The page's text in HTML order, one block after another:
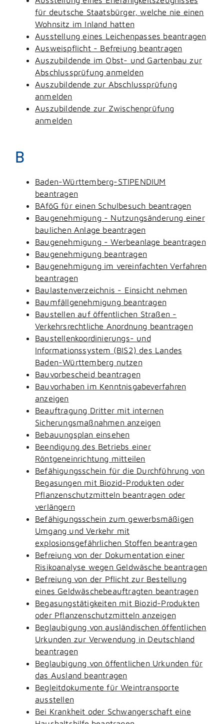
für deutsche Staatsbürger, welche nie einen
Wohnsitz im Inland hatten
Ausstellung eines Leichenpasses beantragen
Ausweispflicht - Befreiung beantragen
Auszubildende im Obst- und Gartenbau zur
Abschlussprüfung anmelden
Auszubildende zur Abschlussprüfung
anmelden
Auszubildende zur Zwischenprüfung
anmelden
B
Baden-Württemberg-STIPENDIUM
beantragen
BAföG für einen Schulbesuch beantragen
Baugenehmigung - Nutzungsänderung einer
baulichen Anlage beantragen
Baugenehmigung - Werbeanlage beantragen
Baugenehmigung beantragen
Baugenehmigung im vereinfachten Verfahren
beantragen
Baulastenverzeichnis - Einsicht nehmen
Baumfällgenehmigung beantragen
Baustellen auf öffentlichen Straßen -
Verkehrsrechtliche Anordnung beantragen
Baustellenkoordinierungs- und
Informationssystem (BIS2) des Landes
Baden-Württemberg nutzen
Bauvorbescheid beantragen
Bauvorhaben im Kenntnisgabeverfahren
anzeigen
Beauftragung Dritter mit internen
Sicherungsmaßnahmen anzeigen
Bebauungsplan einsehen
Beendigung des Betriebs einer
Röntgeneinrichtung mitteilen
Befähigungsschein für die Durchführung von
Begasungen mit Biozid-Produkten oder
Pflanzenschutzmitteln beantragen oder
verlängern
Befähigungsschein zum gewerbsmäßigen
Umgang und Verkehr mit
explosionsgefährlichen Stoffen beantragen
Befreiung von der Dokumentation einer
Risikoanalyse wegen Geldwäsche beantragen
Befreiung von der Pflicht zur Bestellung
eines Geldwäschebeauftragten beantragen
Begasungstätigkeiten mit Biozid-Produkten
oder Pflanzenschutzmitteln anzeigen
Beglaubigung von ausländischen öffentlichen
Urkunden zur Verwendung in Deutschland
beantragen
Beglaubigung von öffentlichen Urkunden für
das Ausland beantragen
Begleitdokumente für Weintransporte
ausstellen
Bei Krankheit oder Schwangerschaft eine